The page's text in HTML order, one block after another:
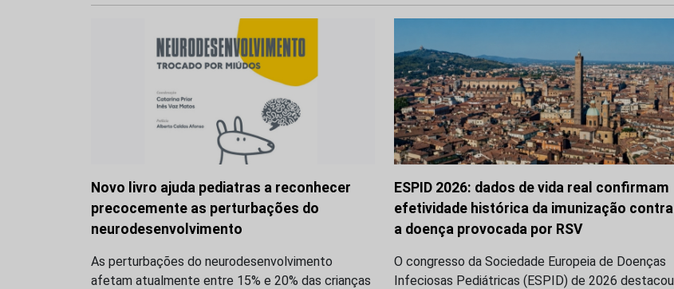
Novo livro ajuda pediatras a reconhecer
precocemente as perturbações do
neurodesenvolvimento
As perturbações do neurodesenvolvimento
afetam atualmente entre 15% e 20% das crianças
ESPID 2026: dados de vida real confirmam
efetividade histórica da imunização contra
a doença provocada por RSV
O congresso da Sociedade Europeia de Doenças
Infeciosas Pediátricas (ESPID) de 2026 destacou